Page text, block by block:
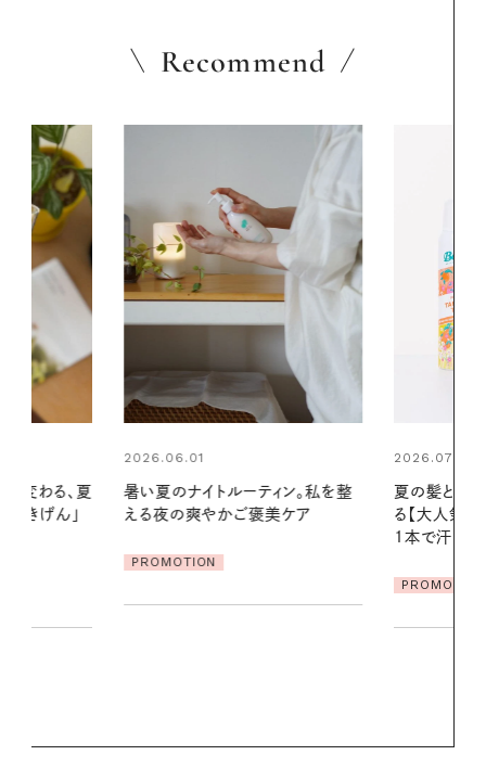
Recommend
ン。私を整
ケア
2026.07.24
夏の髪と心が瞬時にリフレッシュす
る【大人気のドライシャンプー】 この
2026.07.21
発・ベーリングの
リーとの重